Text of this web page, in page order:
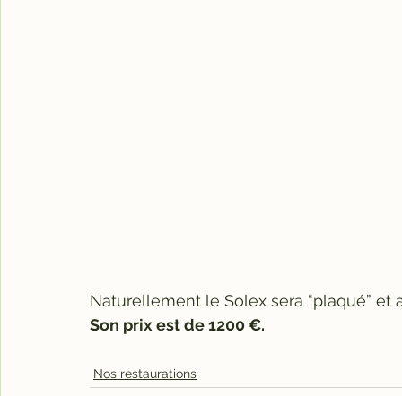
Naturellement le Solex sera “plaqué” et
Son prix est de 1200 €.
Nos restaurations